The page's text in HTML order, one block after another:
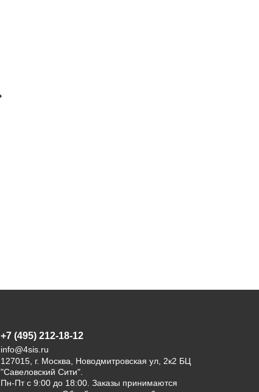
+7 (495) 212-18-12
info@4sis.ru
127015, г. Москва, Новодмитровская ул, 2к2 БЦ
"Савеловский Сити".
Пн-Пт с 9:00 до 18:00. Заказы принимаются